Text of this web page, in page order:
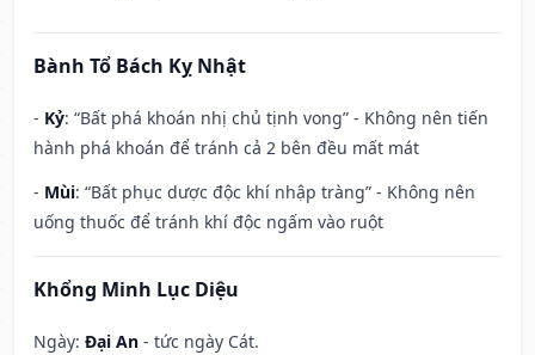
Bành Tổ Bách Kỵ Nhật
- Kỷ: “Bất phá khoán nhị chủ tịnh vong” - Không nên tiến
hành phá khoán để tránh cả 2 bên đều mất mát
- Mùi: “Bất phục dược độc khí nhập tràng” - Không nên
uống thuốc để tránh khí độc ngấm vào ruột
Khổng Minh Lục Diệu
Ngày: Đại An - tức ngày Cát.